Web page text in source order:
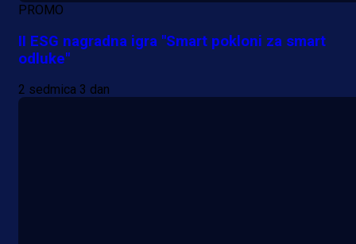
PROMO
II ESG nagradna igra "Smart pokloni za smart
odluke"
2 sedmica 3 dan